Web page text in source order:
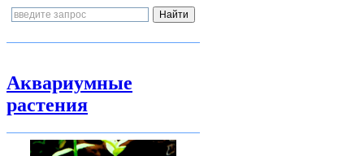
Аквариумные
растения